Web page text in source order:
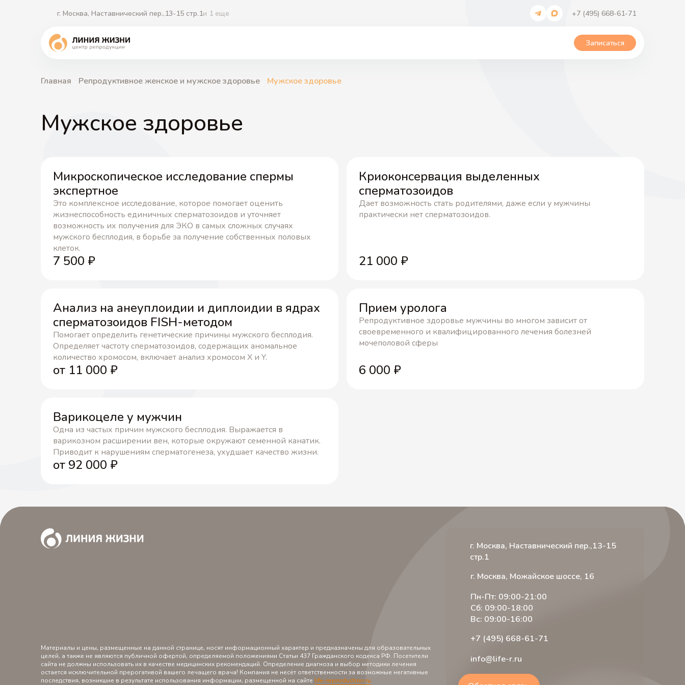
г. Москва, Наставнический пер.,13-15 стр.1и 1 еще +7 (495) 668-61-71
Записаться
Главная Репродуктивное женское и мужское здоровье Мужское здоровье
Мужское здоровье
Микроскопическое исследование спермы
экспертное
Это комплексное исследование, которое помогает оценить
жизнеспособность единичных сперматозоидов и уточняет
возможность их получения для ЭКО в самых сложных случаях
мужского бесплодия, в борьбе за получение собственных половых
клеток.
7 500 ₽
Криоконсервация выделенных
сперматозоидов
Дает возможность стать родителями, даже если у мужчины
практически нет сперматозоидов.
21 000 ₽
Анализ на анеуплоидии и диплоидии в ядрах
сперматозоидов FISH-методом
Помогает определить генетические причины мужского бесплодия.
Определяет частоту сперматозоидов, содержащих аномальное
количество хромосом, включает анализ хромосом X и Y.
от 11 000 ₽
Прием уролога
Репродуктивное здоровье мужчины во многом зависит от
своевременного и квалифицированного лечения болезней
мочеполовой сферы
6 000 ₽
Варикоцеле у мужчин
Одна из частых причин мужского бесплодия. Выражается в
варикозном расширении вен, которые окружают семенной канатик.
Приводит к нарушениям сперматогенеза, ухудшает качество жизни.
от 92 000 ₽
г. Москва, Наставнический пер.,13-15
стр.1
г. Москва, Можайское шоссе, 16
Пн-Пт: 09:00-21:00
Сб: 09:00-18:00
Вс: 09:00-16:00
+7 (495) 668-61-71
info@life-r.ru
Материалы и цены, размещенные на данной странице, носят информационный характер и предназначены для образовательных
целей, а также не являются публичной офертой, определяемой положениями Статьи 437 Гражданского кодекса РФ. Посетители
сайта не должны использовать их в качестве медицинских рекомендаций. Определение диагноза и выбор методики лечения
остается исключительной прерогативой вашего лечащего врача! Компания не несёт ответственности за возможные негативные
последствия, возникшие в результате использования информации, размещенной на сайте life-reproduction.ru